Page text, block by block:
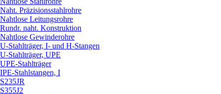
Naht. Präzisionsstahlrohre
Nahtlose Leitungsrohre
Rundr. naht. Konstruktion
Nahtlose Gewinderohre
U-Stahlträger, I- und H-Stangen
U-Stahlträger, UPE
UPE-Stahlträger
IPE-Stahlstangen, I
S235JR
S355J2